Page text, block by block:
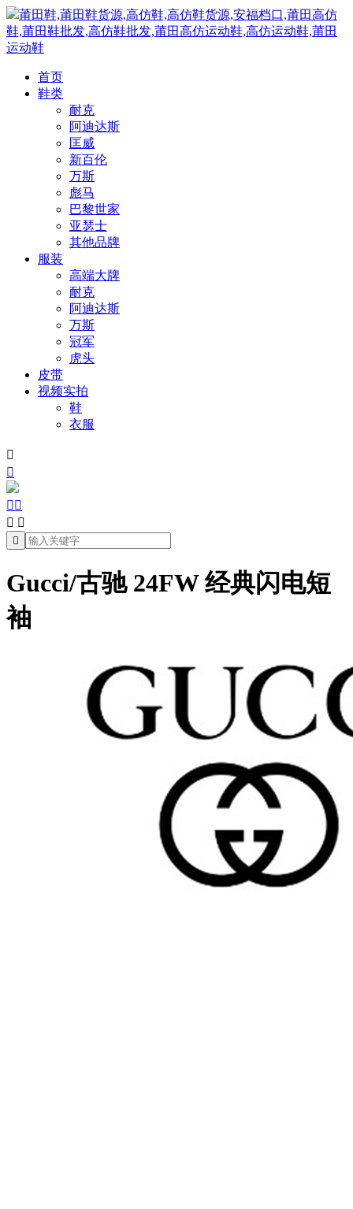
莆田鞋,莆田鞋货源,高仿鞋,高仿鞋货源,安福档口,莆田高仿
鞋,莆田鞋批发,高仿鞋批发,莆田高仿运动鞋,高仿运动鞋,莆田
运动鞋
首页
鞋类
耐克
阿迪达斯
匡威
新百伦
万斯
彪马
巴黎世家
亚瑟士
其他品牌
服装
高端大牌
耐克
阿迪达斯
万斯
冠军
虎头
皮带
视频实拍
鞋
衣服


 
 

Gucci/古驰 24FW 经典闪电短
袖